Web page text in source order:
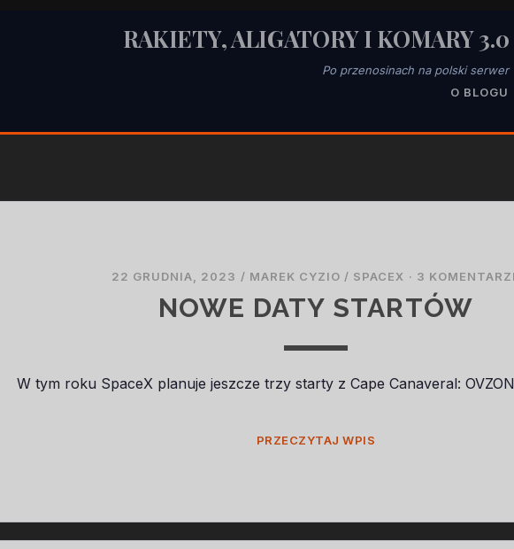
RAKIETY, ALIGATORY I KOMARY 3.0
Po przenosinach na polski serwer
O BLOGU
22 GRUDNIA, 2023 / MAREK CYZIO / SPACEX · 3
NOWE DATY STARTÓW
W tym roku SpaceX planuje jeszcze trzy starty z Cape Canaveral:
PRZECZYTAJ WPIS